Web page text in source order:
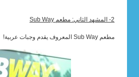
2- المشهد الثاني: مطعم Sub Way
مطعم Sub Way المعروف يقدم وجبات عربية!